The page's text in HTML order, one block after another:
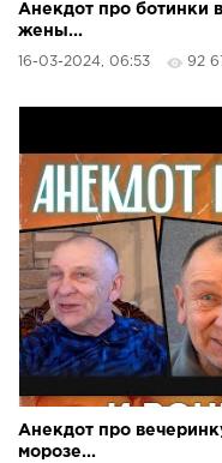
Анекдот про ботинки
жены...
16-03-2024, 06:53 92
Анекдот про
морозе...